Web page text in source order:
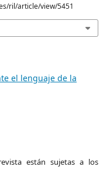
ril/article/view/5451
el lenguaje de la
están sujetas a los